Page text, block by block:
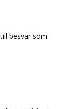
besvär som